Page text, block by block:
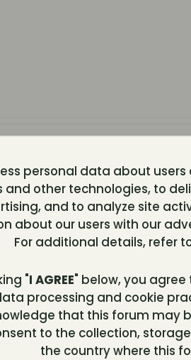
byVilleparisis
material till en hel egen
så tycker man under åren
Märkligt nog kan jag aldrig
finns extremt lite info
inte annat kanske folk
hade kunnat vara väldigt
personal data about
and other technologies, to
and to analyze site
about our users with our
For additional details, refer
"I AGREE" below, you agree
processing and cookie
that this forum may
to the collection,
the country where this